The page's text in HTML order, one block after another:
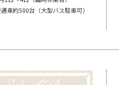
車約500台（大型バス駐車可）